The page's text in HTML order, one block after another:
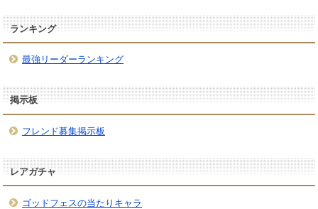
ランキング
最強リーダーランキング
掲示板
フレンド募集掲示板
レアガチャ
ゴッドフェスの当たりキャラ